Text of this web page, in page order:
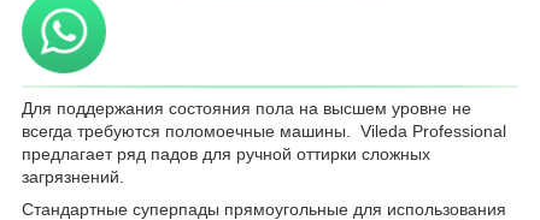
Для поддержания состояния пола на высшем уровне не
всегда требуются поломоечные машины. Vileda Professional
предлагает ряд падов для ручной оттирки сложных
загрязнений.
Cтандартные суперпады прямоугольные для использования